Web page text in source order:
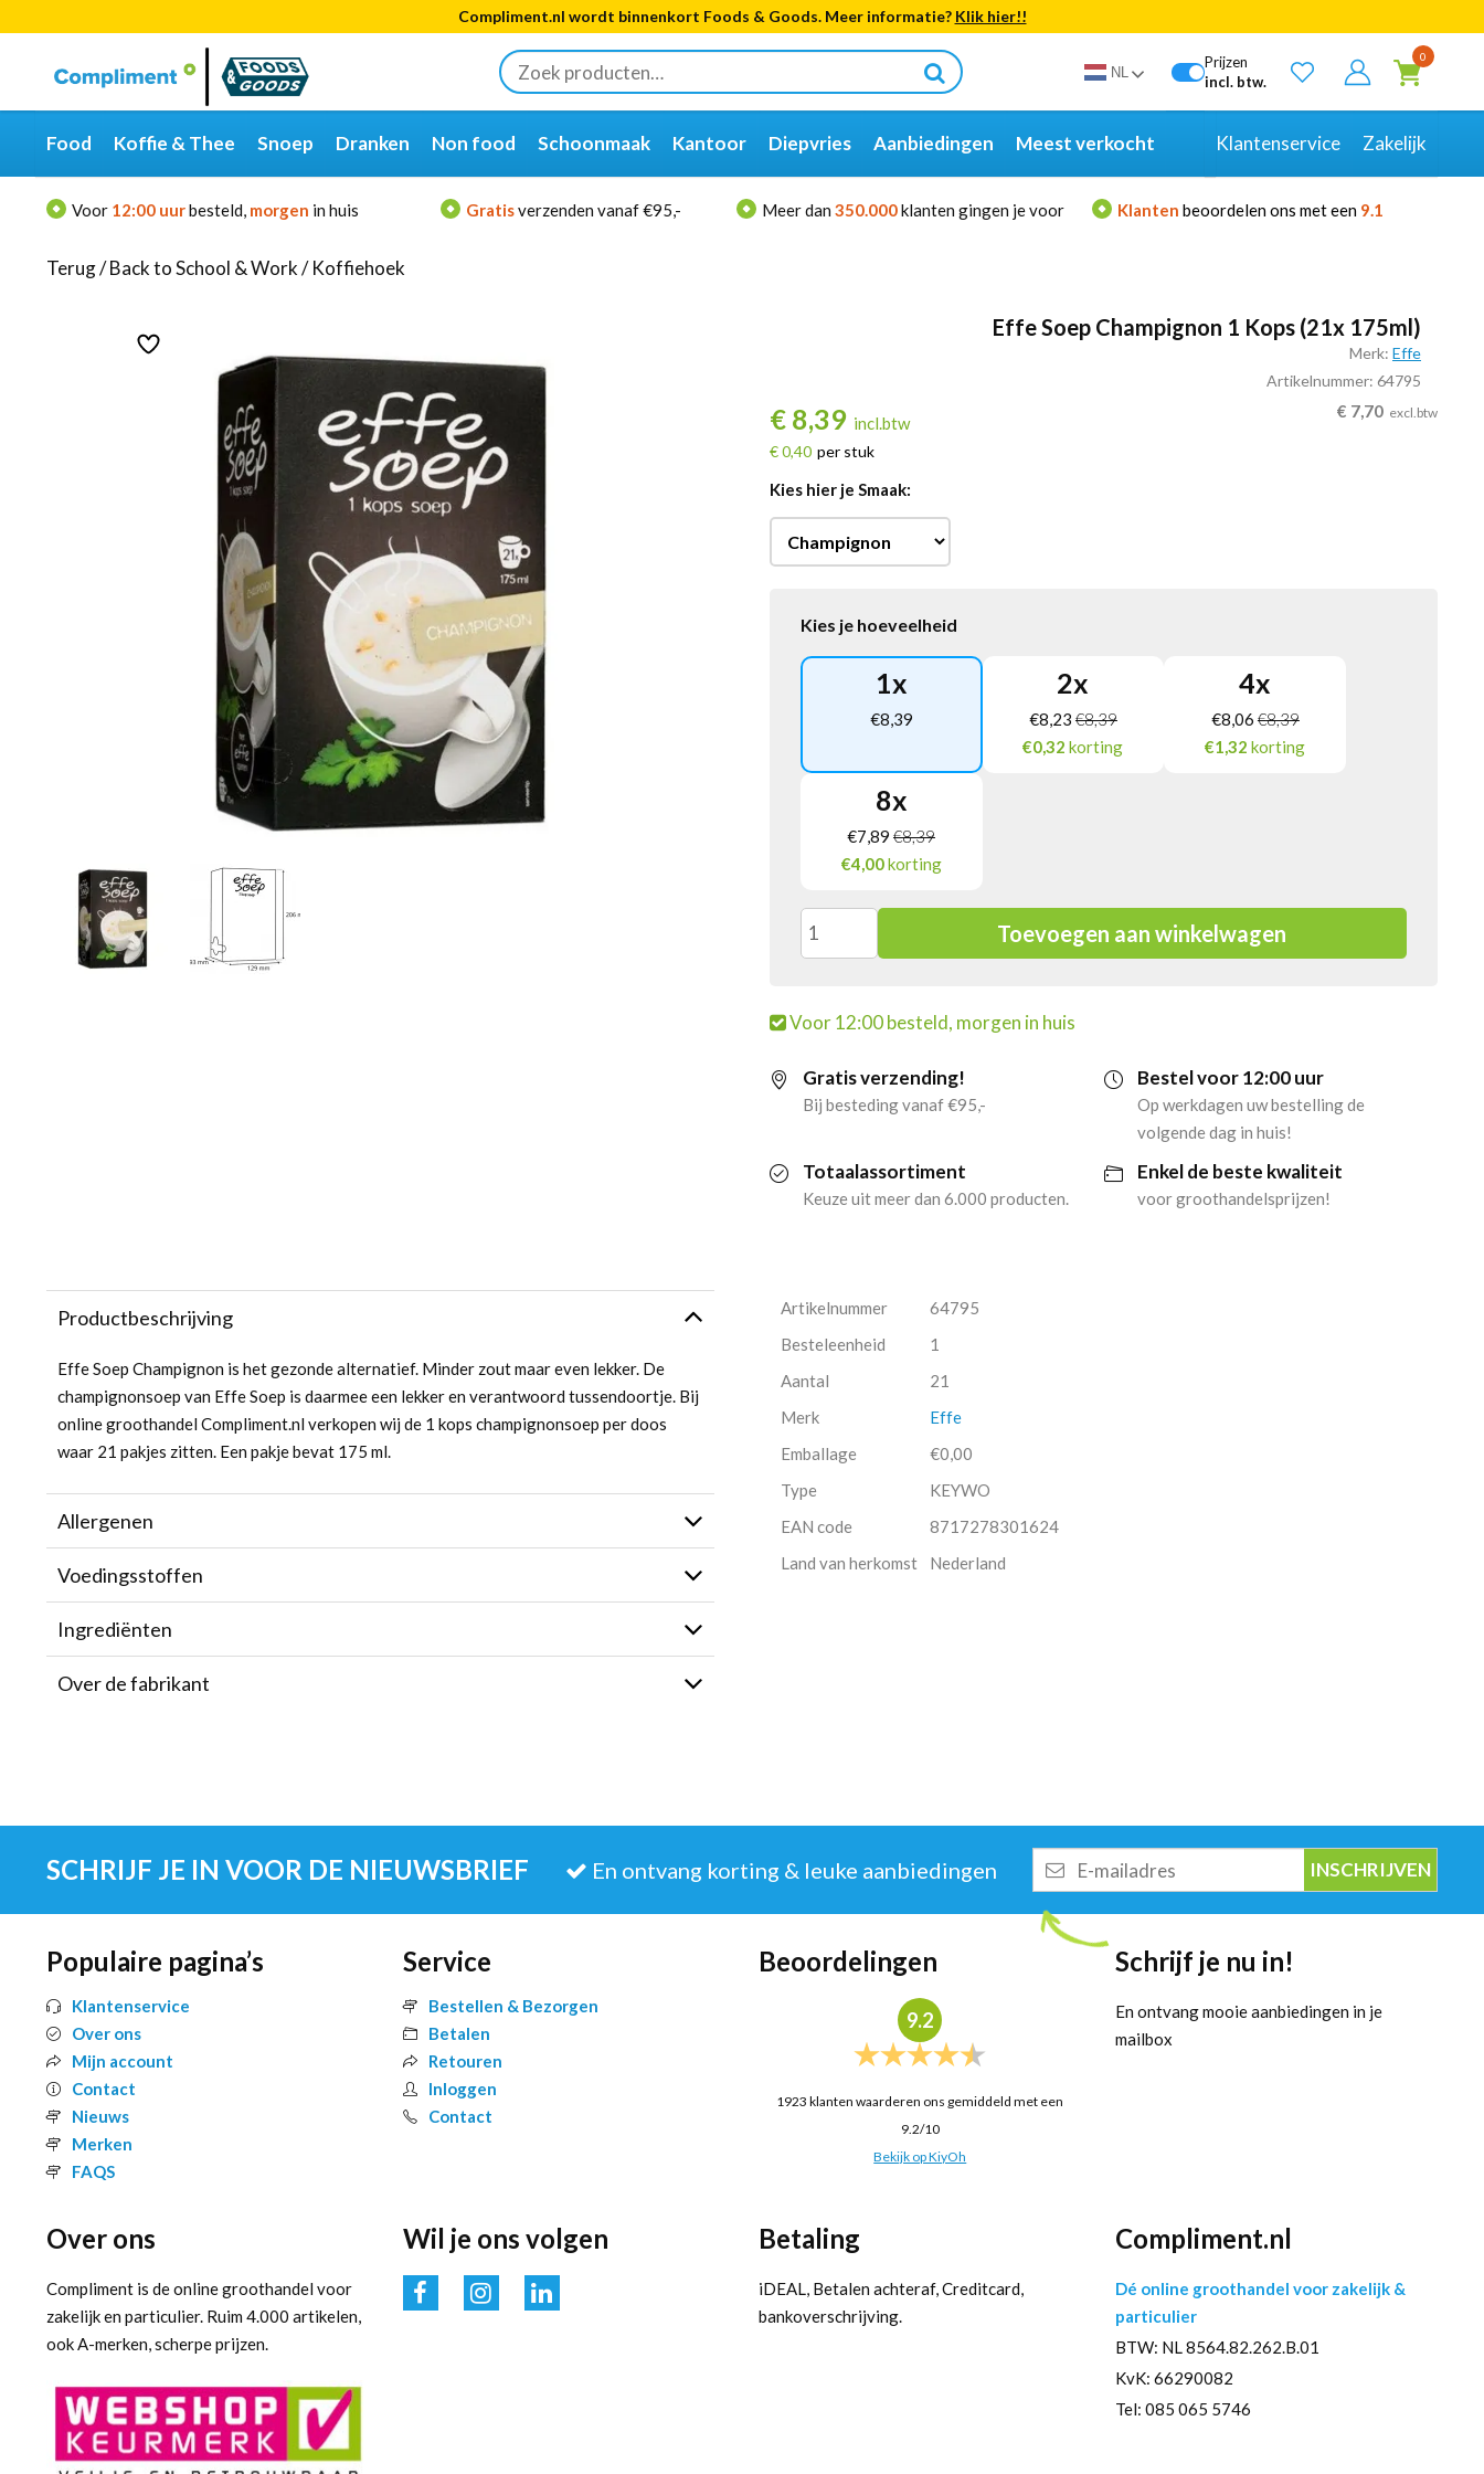
Compliment.nl wordt binnenkort Foods & Goods. Meer informatie? Klik hier!!
Zoeken
naar:
Categorieën
Merken
NL
Prijzen
incl. btw.
0
Food Koffie & Thee Snoep Dranken Non food Schoonmaak Kantoor Diepvries Aanbiedingen Meest verkocht Klantenservice Zakelijk
Voor 12:00 uurbesteld, morgen in huis Gratisverzenden vanaf €95,- Meer dan 350.000klanten gingen je voor Klanten beoordelen ons met een 9.1
Terug/Back to School & Work/Koffiehoek
Effe Soep Champignon 1 Kops (21x 175ml)
Merk: Effe
Artikelnummer: 64795
€ 8,39 incl.btw
€ 0,40 per stuk
€ 7,70 excl.btw
Kies hier je Smaak:
Kies je hoeveelheid
1x
€8,39
2x
€8,23 €8,39
€0,32 korting
4x
€8,06 €8,39
€1,32 korting
8x
€7,89 €8,39
€4,00korting
Effe
Champignon
1
Toevoegen aan winkelwagen
Voor 12:00 besteld, morgen in huis
Gratis verzending!
Bij besteding vanaf €95,-
Bestel voor 12:00 uur
Op werkdagen uw bestelling de
volgende dag in huis!
Totaalassortiment
Keuze uit meer dan 6.000 producten.
Enkel de beste kwaliteit
voor groothandelsprijzen!
Productbeschrijving
Effe Soep Champignon is het gezonde alternatief. Minder zout maar even lekker. De
champignonsoep van Effe Soep is daarmee een lekker en verantwoord tussendoortje. Bij
online groothandel Compliment.nl verkopen wij de 1 kops champignonsoep per doos
waar 21 pakjes zitten. Een pakje bevat 175 ml.
Allergenen
Voedingsstoffen
Ingrediënten
Over de fabrikant
Artikelnummer
64795
Besteleenheid
1
Aantal
21
Merk
Effe
Emballage
€0,00
Type
KEYWO
EAN code
8717278301624
Land van herkomst
Nederland
SCHRIJF JE IN VOOR DE NIEUWSBRIEF En ontvang korting & leuke aanbiedingen
mailadres
Populaire pagina’s
Klantenservice
Over ons
Mijn account
Contact
Nieuws
Merken
FAQS
Service
Bestellen & Bezorgen
Betalen
Retouren
Inloggen
Contact
Beoordelingen
9.2
1923 klanten waarderen ons gemiddeld met een
9.2/10
Bekijk op KiyOh
Schrijf je nu in!
En ontvang mooie aanbiedingen in je
mailbox
Over ons
Compliment is de online groothandel voor
zakelijk en particulier. Ruim 4.000 artikelen,
ook A-merken, scherpe prijzen.
Wil je ons volgen Betaling
iDEAL, Betalen achteraf, Creditcard,
bankoverschrijving.
Compliment.nl
Dé online groothandel voor zakelijk &
particulier
BTW: NL 8564.82.262.B.01
KvK: 66290082
Tel: 085 065 5746